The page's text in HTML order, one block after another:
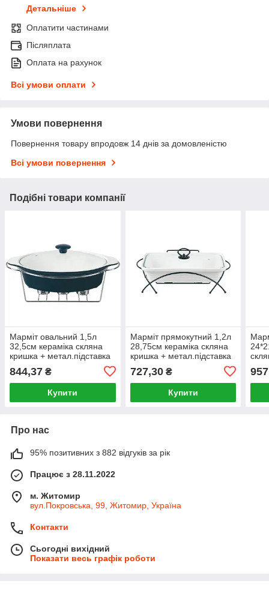
Детальніше
Оплатити частинами
Післяплата
Оплата на рахунок
Всі умови оплати
Умови повернення
Повернення товару впродовж 14 днів за домовленістю
Всі умови повернення
Подібні товари компанії
Марміт овальний 1,5л
32,5см кераміка скляна
кришка + метал.підставка
Maestro
844,37 ₴
Купити
Марміт прямокутний 1,2л
28,75см кераміка скляна
кришка + метал.підставка
727,30₴
Купити
Про нас
95% позитивних з 882 відгуків за рік
Працює з 28.11.2022
м. Житомир
вул.Покровська, 99, Житомир, Україна
Контакти
Сьогодні вихідний
Показати весь графік роботи